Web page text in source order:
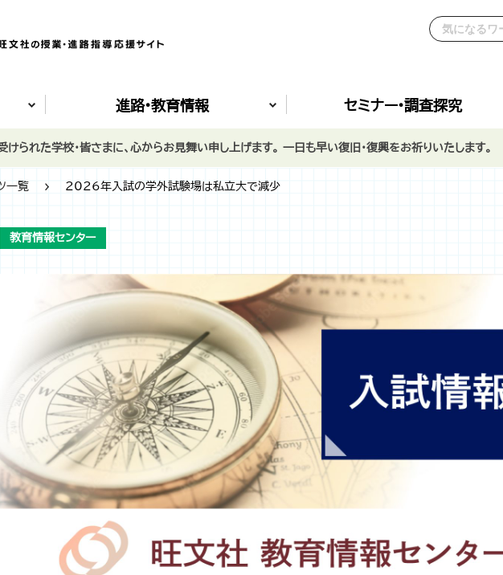
進路•教育情報 セミナー•調査探究
一覧 2026年入試の学外試験場は私立大で減少
教育情報センター
られた学校・皆さまに、心からお見舞い申し上げます。 一日も早い復旧・復興をお祈りいたします。